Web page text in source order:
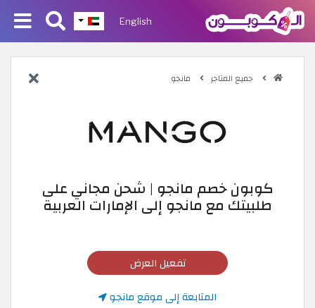
English
جميع المتاجر مانجو
كوبون خصم مانجو | شحن مجاني على
طلبيتك مع مانجو إلى الإمارات العربية
تفعيل العرض
المتابعة إلى موقع مانجو